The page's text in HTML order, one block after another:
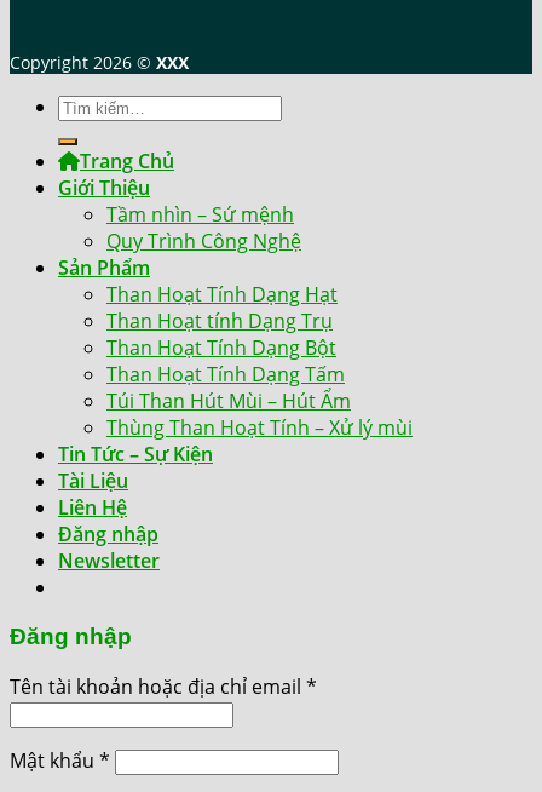
Copyright 2026 © XXX
Tìm
kiếm:
Trang Chủ
Giới Thiệu
Tầm nhìn – Sứ mệnh
Quy Trình Công Nghệ
Sản Phẩm
Than Hoạt Tính Dạng Hạt
Than Hoạt tính Dạng Trụ
Than Hoạt Tính Dạng Bột
Than Hoạt Tính Dạng Tấm
Túi Than Hút Mùi – Hút Ẩm
Thùng Than Hoạt Tính – Xử lý mùi
Tin Tức – Sự Kiện
Tài Liệu
Liên Hệ
Đăng nhập
Newsletter
Đăng nhập
Tên tài khoản hoặc địa chỉ email *
Mật khẩu *